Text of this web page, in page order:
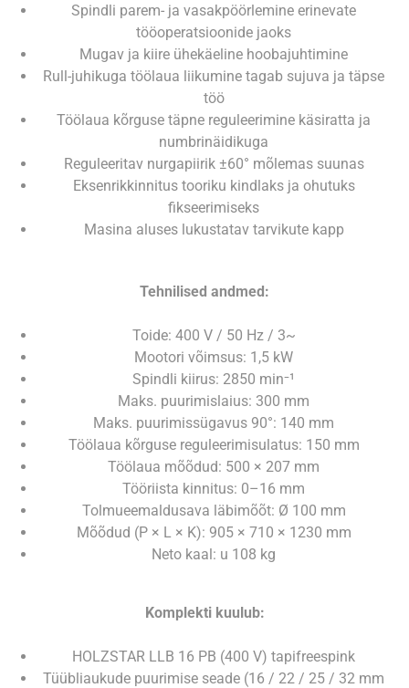
Spindli parem‑ ja vasakpöörlemine erinevate
tööoperatsioonide jaoks
Mugav ja kiire ühekäeline hoobajuhtimine
Rull‑juhikuga töölaua liikumine tagab sujuva ja täpse
töö
Töölaua kõrguse täpne reguleerimine käsiratta ja
numbrinäidikuga
Reguleeritav nurgapiirik ±60° mõlemas suunas
Eksenrikkinnitus tooriku kindlaks ja ohutuks
fikseerimiseks
Masina aluses lukustatav tarvikute kapp
Tehnilised andmed:
Toide: 400 V / 50 Hz / 3~
Mootori võimsus: 1,5 kW
Spindli kiirus: 2850 min⁻¹
Maks. puurimislaius: 300 mm
Maks. puurimissügavus 90°: 140 mm
Töölaua kõrguse reguleerimisulatus: 150 mm
Töölaua mõõdud: 500 × 207 mm
Tööriista kinnitus: 0–16 mm
Tolmueemaldusava läbimõõt: Ø 100 mm
Mõõdud (P × L × K): 905 × 710 × 1230 mm
Neto kaal: u 108 kg
Komplekti kuulub:
HOLZSTAR LLB 16 PB (400 V) tapifreespink
Tüübliaukude puurimise seade (16 / 22 / 25 / 32 mm